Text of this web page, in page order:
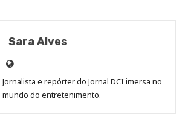
Sara Alves
Site
de
Sara
Jornalista e repórter do Jornal DCI imersa no
mundo do entretenimento.